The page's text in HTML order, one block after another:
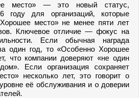
место» — это новый статус,
году для организаций, которые
место» не менее пяти лет
Ключевое отличие — фокус на
Если обычная награда
один год, то «Особенно Хорошее
что компании доверяют «не один
Если организация сохраняет
несколько лет, это говорит о
её обслуживания и о доверии